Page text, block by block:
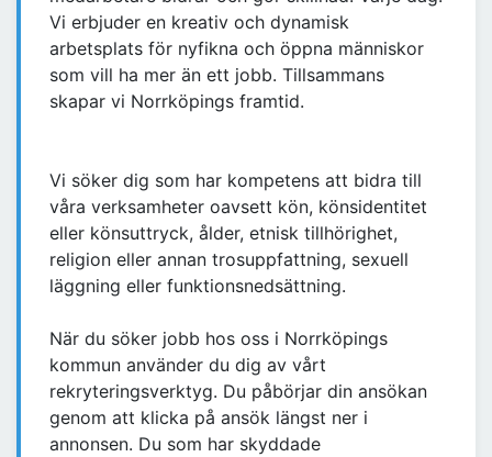
Vi erbjuder en kreativ och dynamisk
arbetsplats för nyfikna och öppna människor
som vill ha mer än ett jobb. Tillsammans
skapar vi Norrköpings framtid.
Vi söker dig som har kompetens att bidra till
våra verksamheter oavsett kön, könsidentitet
eller könsuttryck, ålder, etnisk tillhörighet,
religion eller annan trosuppfattning, sexuell
läggning eller funktionsnedsättning.
När du söker jobb hos oss i Norrköpings
kommun använder du dig av vårt
rekryteringsverktyg. Du påbörjar din ansökan
genom att klicka på ansök längst ner i
annonsen. Du som har skyddade